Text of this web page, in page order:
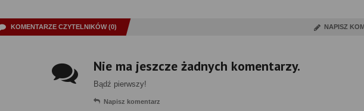
KOMENTARZE CZYTELNIKÓW (0) NAPISZ
Nie ma jeszcze żadnych komentarzy.
Bądź pierwszy!
Napisz komentarz